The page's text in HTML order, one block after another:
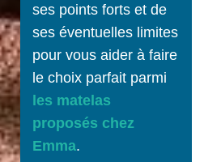
ses points forts et de
ses éventuelles limites
pour vous aider à faire
le choix parfait parmi
les matelas
proposés chez
Emma.